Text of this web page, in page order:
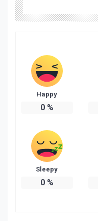
Happy
0%
Sleepy
0%